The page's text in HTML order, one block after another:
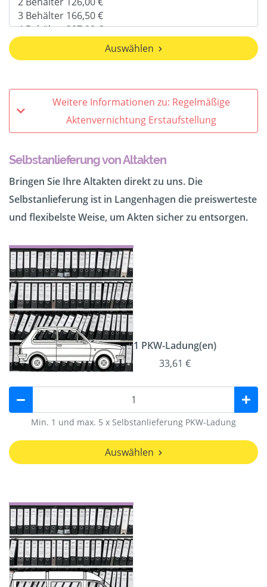
Auswählen
Weitere Informationen zu: Regelmäßige
Aktenvernichtung Erstaufstellung
Selbstanlieferung von Altakten
Bringen Sie Ihre Altakten direkt zu uns. Die
Selbstanlieferung ist in Langenhagen die preiswerteste
und flexibelste Weise, um Akten sicher zu entsorgen.
1 PKW-Ladung(en)
33,61 €
Min. 1 und max. 5 x Selbstanlieferung PKW-Ladung
Auswählen